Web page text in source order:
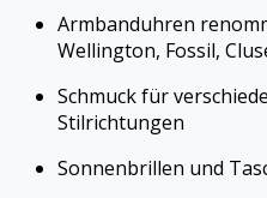
Armbanduhren
Wellington, Fossil,
Schmuck für
Stilrichtungen
Sonnenbrillen und